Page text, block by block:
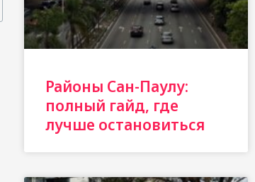
Районы Сан-Паулу:
полный гайд, где
лучше остановиться